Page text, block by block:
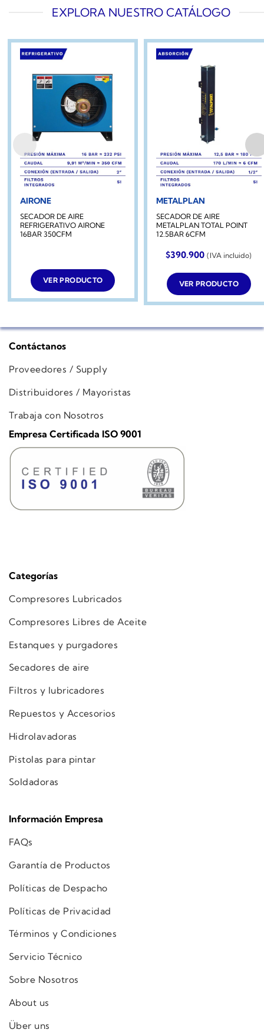
EXPLORA NUESTRO CATÁLOGO
AIRONE
SECADOR DE AIRE
REFRIGERATIVO AIRONE
16BAR 350CFM
VER PRODUCTO
METALPLAN
SECADOR DE AIRE
METALPLAN TOTAL POINT
12.5BAR 6CFM
$390.900 (IVA incluido)
VER PRODUCTO
Categorías
Compresores Lubricados
Compresores Libres de Aceite
Estanques y purgadores
Secadores de aire
Filtros y lubricadores
Repuestos y Accesorios
Hidrolavadoras
Pistolas para pintar
Soldadoras
Información Empresa
FAQs
Garantía de Productos
Políticas de Despacho
Políticas de Privacidad
Términos y Condiciones
Servicio Técnico
Sobre Nosotros
About us
Über uns
Contáctanos
Proveedores / Supply
Distribuidores / Mayoristas
Trabaja con Nosotros
Empresa Certificada ISO 9001